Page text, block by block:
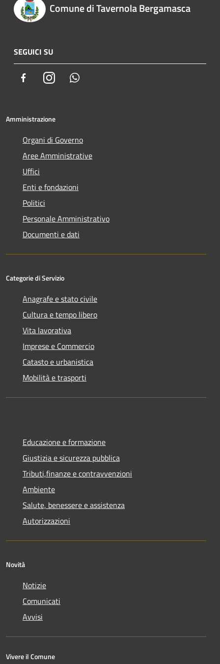
Comune di Tavernola Bergamasca
SEGUICI SU
FacebookInstagram
Amministrazione
Organi di Governo
Aree Amministrative
Uffici
Enti e fondazioni
Politici
Personale Amministrativo
Documenti e dati
Categorie di Servizio
Anagrafe e stato civile
Cultura e tempo libero
Vita lavorativa
Imprese e Commercio
Catasto e urbanistica
Mobilità e trasporti
Educazione e formazione
Giustizia e sicurezza pubblica
Tributi,finanze e contravvenzioni
Ambiente
Salute, benessere e assistenza
Autorizzazioni
Novità
Notizie
Comunicati
Avvisi
Vivere il Comune